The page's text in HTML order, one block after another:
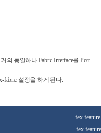
의 동일하나 Fabric Interface를 Port
fabric 설정을 하게 된다.
fex
fex